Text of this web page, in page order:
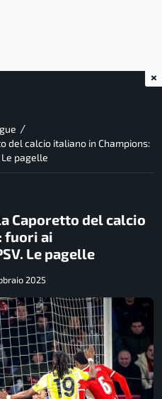
/
del calcio italiano in Champions:
pagelle
Caporetto del calcio
fuori ai
Le pagelle
2025
×